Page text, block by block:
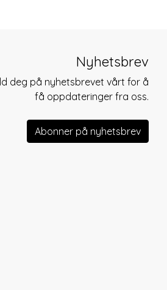
Nyhetsbrev
deg på nyhetsbrevet vårt for å
få oppdateringer fra oss.
Abonner på nyhetsbrev